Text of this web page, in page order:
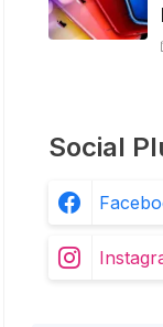
Social